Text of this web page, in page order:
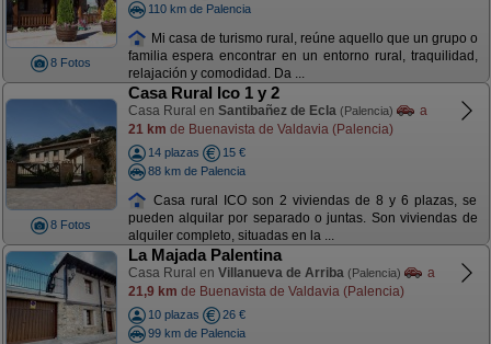
8 Fotos
110 km de Palencia
Mi casa de turismo rural, reúne aquello que un grupo o
familia espera encontrar en un entorno rural, traquilidad,
relajación y comodidad. Da ...
8 Fotos
Casa Rural Ico 1 y 2
Casa Rural en Santibañez de Ecla (Palencia)
a
21 km de Buenavista de Valdavia (Palencia)
14 plazas
15 €
88 km de Palencia
Casa rural ICO son 2 viviendas de 8 y 6 plazas, se
pueden alquilar por separado o juntas. Son viviendas de
alquiler completo, situadas en la ...
La Majada Palentina
Casa Rural en Villanueva de Arriba (Palencia)
a
21,9 km de Buenavista de Valdavia (Palencia)
10 plazas
26 €
99 km de Palencia